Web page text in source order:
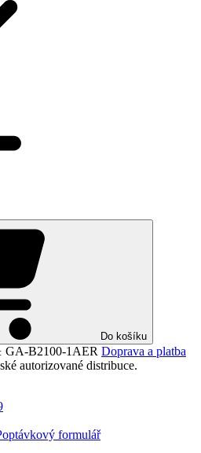
Do košíku
GA-B2100-1AER Doprava a platba
autorizované distribuce.
formulář